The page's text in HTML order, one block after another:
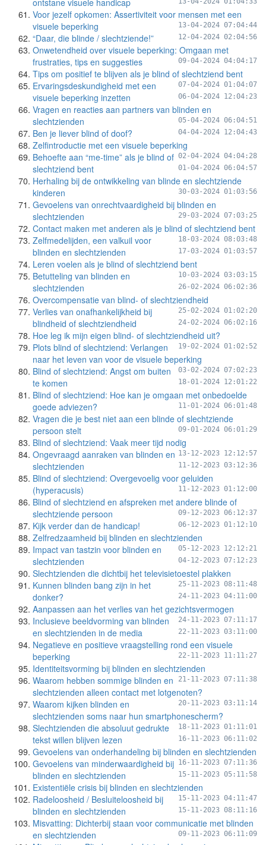
ontstane visuele handicap
Voor jezelf opkomen: Assertiviteit voor mensen met een
visuele beperking
13-04-2024 07:04:44
“Daar, die blinde / slechtziende!” 12-04-2024 02:04:56
Onwetendheid over visuele beperking: Omgaan met
frustraties, tips en suggesties
09-04-2024 04:04:17
Tips om positief te blijven als je blind of slechtziend bent
07-04-2024 01:04:07
Ervaringsdeskundigheid met een
visuele beperking inzetten
06-04-2024 12:04:23
Vragen en reacties aan partners van blinden en
slechtzienden
05-04-2024 06:04:51
Ben je liever blind of doof? 04-04-2024 12:04:43
Zelfintroductie met een visuele beperking
02-04-2024 04:04:28
Behoefte aan “me-time” als je blind of
slechtziend bent
01-04-2024 06:04:57
Herhaling bij de ontwikkeling van blinde en slechtziende
kinderen
30-03-2024 01:03:56
Gevoelens van onrechtvaardigheid bij blinden en
slechtzienden
29-03-2024 07:03:25
Contact maken met anderen als je blind of slechtziend bent
18-03-2024 08:03:48
Zelfmedelijden, een valkuil voor
blinden en slechtzienden
17-03-2024 01:03:57
Leren voelen als je blind of slechtziend bent
10-03-2024 03:03:15
Betutteling van blinden en
slechtzienden
26-02-2024 06:02:36
Overcompensatie van blind- of slechtziendheid
25-02-2024 01:02:20
Verlies van onafhankelijkheid bij
blindheid of slechtziendheid
24-02-2024 06:02:16
Hoe leg ik mijn eigen blind- of slechtziendheid uit?
19-02-2024 01:02:52
Plots blind of slechtziend: Verlangen
naar het leven van voor de visuele beperking
03-02-2024 07:02:23
Blind of slechtziend: Angst om buiten
te komen
18-01-2024 12:01:22
Blind of slechtziend: Hoe kan je omgaan met onbedoelde
goede adviezen?
11-01-2024 06:01:48
Vragen die je best niet aan een blinde of slechtziende
persoon stelt
09-01-2024 06:01:29
Blind of slechtziend: Vaak meer tijd nodig
13-12-2023 12:12:57
Ongevraagd aanraken van blinden en
slechtzienden
11-12-2023 03:12:36
Blind of slechtziend: Overgevoelig voor geluiden
(hyperacusis)
11-12-2023 01:12:00
Blind of slechtziend en afspreken met andere blinde of
slechtziende persoon
09-12-2023 06:12:37
Kijk verder dan de handicap! 06-12-2023 01:12:10
Zelfredzaamheid bij blinden en slechtzienden
05-12-2023 12:12:21
Impact van tastzin voor blinden en
slechtzienden
04-12-2023 07:12:23
Slechtzienden die dichtbij het televisietoestel plakken
25-11-2023 08:11:48
Kunnen blinden bang zijn in het
donker?
24-11-2023 04:11:00
Aanpassen aan het verlies van het gezichtsvermogen
24-11-2023 07:11:17
Inclusieve beeldvorming van blinden
en slechtzienden in de media
22-11-2023 03:11:00
Negatieve en positieve vraagstelling rond een visuele
beperking
22-11-2023 11:11:27
Identiteitsvorming bij blinden en slechtzienden
21-11-2023 07:11:38
Waarom hebben sommige blinden en
slechtzienden alleen contact met lotgenoten?
20-11-2023 03:11:14
Waarom kijken blinden en
slechtzienden soms naar hun smartphonescherm?
18-11-2023 01:11:01
Slechtzienden die absoluut gedrukte
tekst willen blijven lezen
16-11-2023 06:11:02
Gevoelens van onderhandeling bij blinden en slechtzienden
16-11-2023 07:11:36
Gevoelens van minderwaardigheid bij
blinden en slechtzienden
15-11-2023 05:11:58
Existentiële crisis bij blinden en slechtzienden
15-11-2023 04:11:47
Radeloosheid / Besluiteloosheid bij
blinden en slechtzienden
15-11-2023 08:11:16
Misvatting: Dichterbij staan voor communicatie met blinden
en slechtzienden
09-11-2023 06:11:09